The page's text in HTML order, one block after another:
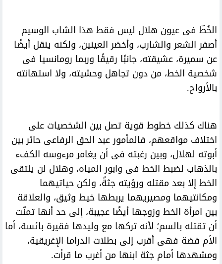
الخُطّ فى عيون هلال ليس فقط هذا الشاب الوسيم
أصفر الشعر والشارب، وأخضر العينين، ولكنه ينقل أيضًا
عن سميرة، عشيقته، جانبًا رقيقًا وربما رومانسيا فى
شخصية الخط، من دون تجاهل وحشيته، ولا استهانته
بالأرواح.
هناك كذلك خطوط قوية تصل بين الشخصيات على
اختلاف مواقعهم، فالمأمور عبد الحق الرفاعى حائر بين
أبوته لهلال، وبين رغبته فى أن يغامر مرءوسه الكفء
بالذهاب لضبط الخط فى وابور المياه، وهلال لن يلتقى
الخط إلا بعد مقتله ورؤيته جثةً، ولكن حياتيهما
ومكانتيهما ومصيريهما يربطها خيط وثيق، والعلاقة
بين امرأة الخط وزوجها أيضًا عجيبة، إلى حد أنها تمنّت
أن تقتله بالسم؛ لأنه تركها مع وليدها فقيرة بائسة، أما
الأم فضة فهى أقرب إلى بطلات الدراما الإغريقية،
ومشهدها أمام جثة ابنها من أغرب ما قرأت.